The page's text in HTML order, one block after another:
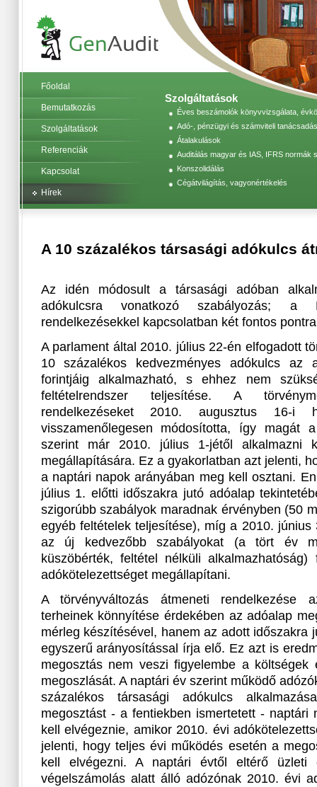
Főoldal
Bemutatkozás
Szolgáltatások
Referenciák
Kapcsolat
Hírek
Szolgáltatások
Éves beszámolók könyvvizsgálata,
Adó-, pénzügyi és számviteli
Átalakulások
Auditálás magyar és IAS, IFRS normák
Konszolidálás
Cégátvilágítás, vagyonértékelés
A 10 százalékos társasági adókulcs
Az idén módosult a társasági adóban
adókulcsra vonatkozó szabályozás; a
rendelkezésekkel kapcsolatban két fontos
A parlament által 2010. július 22-én elfogadott
10 százalékos kedvezményes adókulcs az
forintjáig alkalmazható, s ehhez nem
feltételrendszer teljesítése. A
rendelkezéseket 2010. augusztus 16-i
visszamenőlegesen módosította, így magát
szerint már 2010. július 1-jétől alkalmazni
megállapítására. Ez a gyakorlatban azt jelenti,
a naptári napok arányában meg kell osztani.
július 1. előtti időszakra jutó adóalap
szigorúbb szabályok maradnak érvényben (50
egyéb feltételek teljesítése), míg a 2010. június
az új kedvezőbb szabályokat (a tört év
küszöbérték, feltétel nélküli
adókötelezettséget megállapítani.
A törvényváltozás átmeneti rendelkezése
terheinek könnyítése érdekében az adóalap
mérleg készítésével, hanem az adott időszakra
egyszerű arányosítással írja elő. Ez azt is
megosztás nem veszi figyelembe a költségek
megoszlását. A naptári év szerint működő
százalékos társasági adókulcs
megosztást - a fentiekben ismertetett - naptári
kell elvégeznie, amikor 2010. évi
jelenti, hogy teljes évi működés esetén a
kell elvégezni. A naptári évtől eltérő üzleti
végelszámolás alatt álló adózónak 2010. évi